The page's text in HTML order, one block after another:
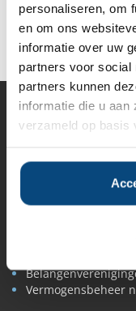
personaliseren, om
en om ons
informatie over uw
partners voor social
partners kunnen
informatie die u aan
verzameld op basis
Deel op Facebook
Deel op X
Deel op
Vermogensbeheer
Private banks
Zelfstandige
Online
Niet meer actieve
Vermogensbeheer